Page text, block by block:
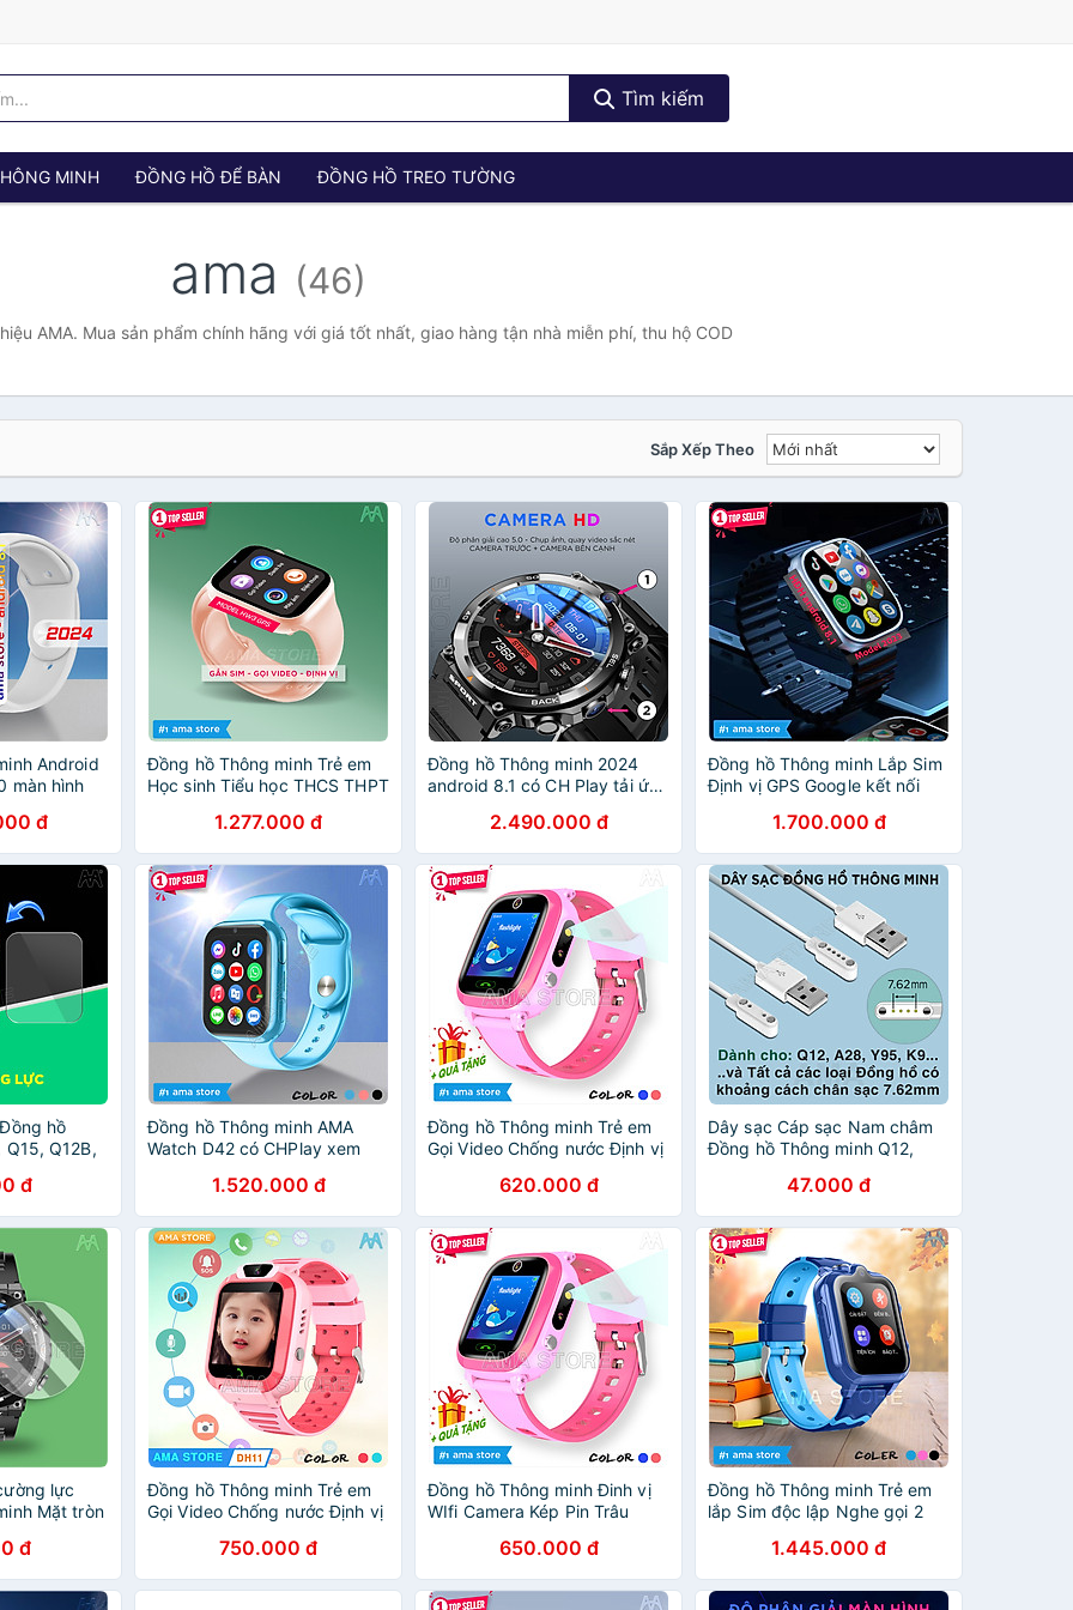
Tìm kiếm
MINH ĐỒNG HỒ ĐỂ BÀN ĐỒNG HỒ TREO TƯỜNG
ama (46)
AMA. Mua sản phẩm chính hãng với giá tốt nhất, giao hàng tận nhà miễn phí, thu hộ COD
Sắp Xếp Theo
Android
màn hình
app như
Học sinh
khẩu
đ
Đồng hồ Thông minh Trẻ em
Học sinh Tiểu học THCS THPT
Kép Smart Watch AMA HW13
Hàng nhập khẩu
1.277.000 đ
Đồng hồ Thông minh 2024
android 8.1 có CH Play tải ứng
độc lập Định vị GPS Google
Map xem Youtube Tik Tok cho
Trẻ em Học sinh Người lớn Kết
nối Wifi 4G Bluetooth Hàng
nhập khẩu
2.490.000 đ
Đồng hồ Thông minh Lắp Sim
Định vị GPS Google kết nối
Video Youtube TikTok tải App
FB Messenger Skype
WhatsApp Viber Wechat
Kakao Line Tele chơi Game
AMA Smart watch TK Android
8.1 cho Trẻ em Người lớn
Hàng nhập khẩu
1.700.000 đ
hồ
Q12B,
K10 Kích
Hàng
đ
Đồng hồ Thông minh AMA
Watch D42 có CHPlay xem
Định vị Kép GPS Wifi Hàng
Chính Hãng
1.520.000 đ
Đồng hồ Thông minh Trẻ em
Gọi Video Chống nước Định vị
Hàng nhập khẩu
620.000 đ
Dây sạc Cáp sạc Nam châm
Đồng hồ Thông minh Q12,
DS60, DS66, Y95, D06, DF39
Hàng nhập khẩu
47.000 đ
lực
Mặt tròn
Bảo vệ
vỡ Hàng
đ
Đồng hồ Thông minh Trẻ em
Gọi Video Chống nước Định vị
Hàng nhập khẩu
750.000 đ
Đồng hồ Thông minh Đinh vị
WIfi Camera Kép Pin Trâu
AMA Watch Y96S - Hàng
nhập khẩu
650.000 đ
Đồng hồ Thông minh Trẻ em
lắp Sim độc lập Nghe gọi 2
cao cấp Nhiều chức năng
Chống nước tốt AMA Watch
D35 Hàng nhập khẩu
1.445.000 đ